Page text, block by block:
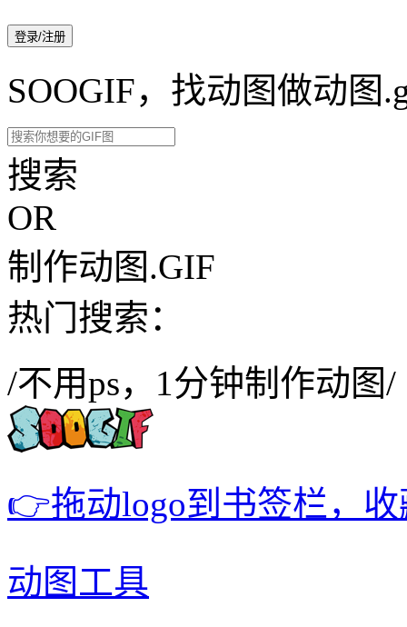
登录/注册
SOOGIF，找动图做动图
搜索
OR
制作动图.GIF
热门搜索：
/不用ps，1分钟制作动图/
👉拖动logo到书签栏，
动图工具